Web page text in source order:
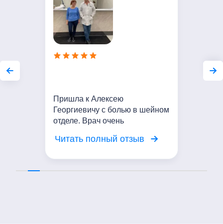
Пришла к Алексею
Георгиевичу с болью в шейном
отделе. Врач очень
жалобы, провел осмотр.
Читать полный отзыв